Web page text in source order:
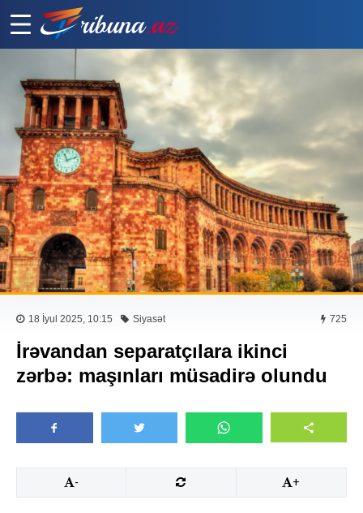
18 İyul 2025, 10:15 Siyasət 725
İrəvandan separatçılara ikinci
zərbə: maşınları müsadirə olundu
- +